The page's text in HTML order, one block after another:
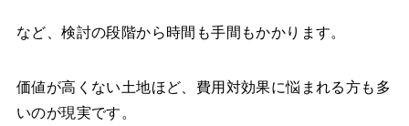
など、検討の段階から時間も手間もかかります。
価値が高くない土地ほど、費用対効果に悩まれる方も多
いのが現実です。